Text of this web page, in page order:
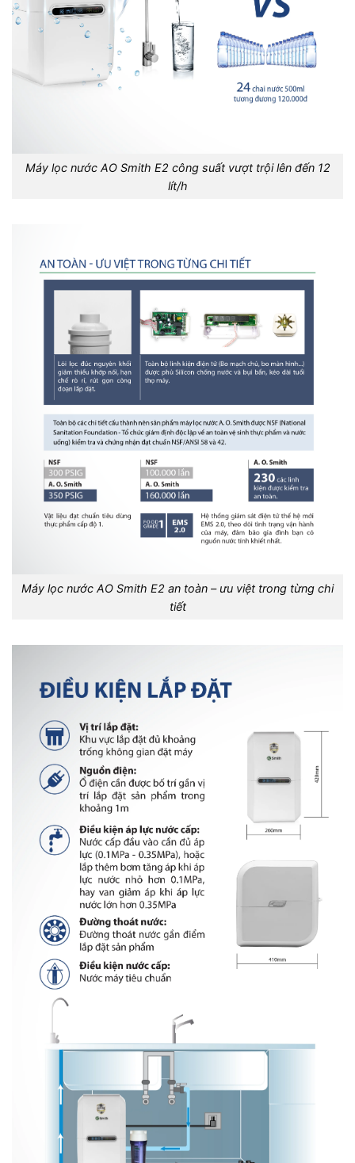
Máy lọc nước AO Smith E2 công suất vượt trội lên đến 12
lít/h
Máy lọc nước AO Smith E2 an toàn – ưu việt trong từng chi
tiết